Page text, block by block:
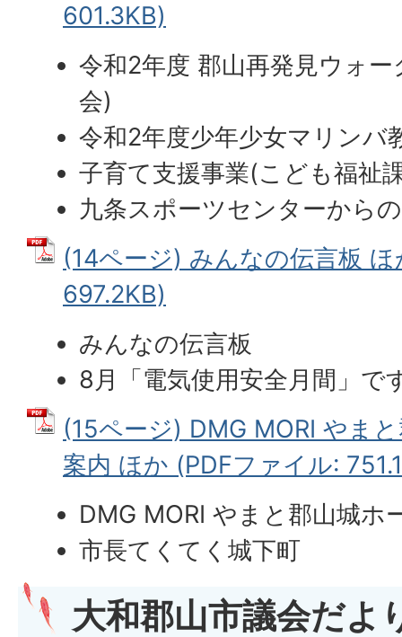
601.3KB)
令和2年度 郡山再発見ウォ
会)
令和2年度少年少女マリンバ
子育て支援事業(こども福祉
九条スポーツセンターから
(14ページ) みんなの伝言板
697.2KB)
みんなの伝言板
8月「電気使用安全月間」で
(15ページ) DMG MORI やま
案内 ほか (PDFファイル:
DMG MORI やまと郡山城ホ
市長てくてく城下町
大和郡山市議会だよ